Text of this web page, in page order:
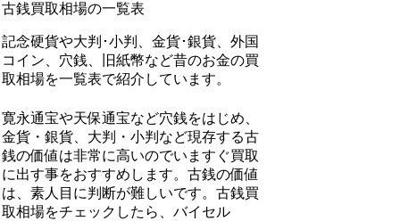
古銭買取相場の一覧表
記念硬貨や大判･小判、金貨･銀貨、外国
コイン、穴銭、旧紙幣など昔のお金の買
取相場を一覧表で紹介しています。
寛永通宝や天保通宝など穴銭をはじめ、
金貨・銀貨、大判・小判など現存する古
銭の価値は非常に高いのでいますぐ買取
に出す事をおすすめします。古銭の価値
は、素人目に判断が難しいです。古銭買
取相場をチェックしたら、バイセル